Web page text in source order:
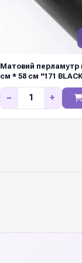
Матовий перламутр
см * 58 см "171
упак)
− +